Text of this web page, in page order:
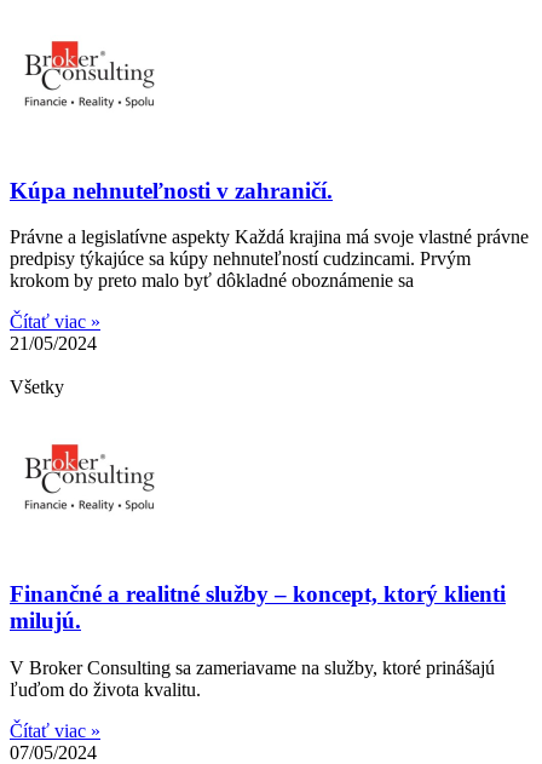
Kúpa nehnuteľnosti v zahraničí.
Právne a legislatívne aspekty Každá krajina má svoje vlastné právne
predpisy týkajúce sa kúpy nehnuteľností cudzincami. Prvým
krokom by preto malo byť dôkladné oboznámenie sa
Čítať viac »
21/05/2024
Všetky
Finančné a realitné služby – koncept, ktorý klienti
milujú.
V Broker Consulting sa zameriavame na služby, ktoré prinášajú
ľuďom do života kvalitu.
Čítať viac »
07/05/2024